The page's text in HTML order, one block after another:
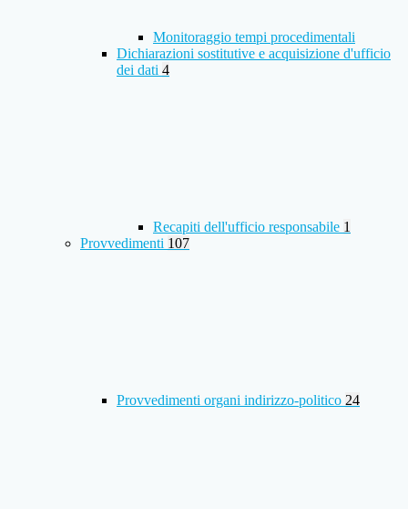
Monitoraggio tempi procedimentali
Dichiarazioni sostitutive e acquisizione d'ufficio
dei dati 4
Recapiti dell'ufficio responsabile 1
Provvedimenti 107
Provvedimenti organi indirizzo-politico 24